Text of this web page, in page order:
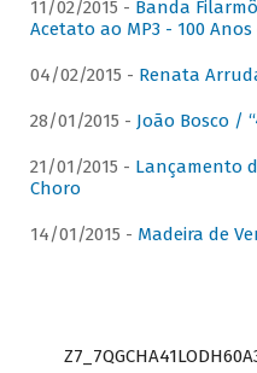
11/02/2015 - Banda
Acetato ao MP3 - 100
04/02/2015 - Renata
28/01/2015 - João Bosco /
21/01/2015 - Lançamento
Choro
14/01/2015 - Madeira de